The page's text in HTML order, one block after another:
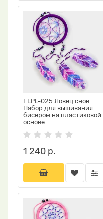
FLPL-025 Ловец снов.
Набор для вышивания
бисером на пластиковой
основе
1 240 р.